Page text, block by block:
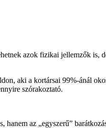
azok fizikai jellemzők is,
aki a kortársai 99%-ánál
szórakoztató.
hanem az „egyszerű”